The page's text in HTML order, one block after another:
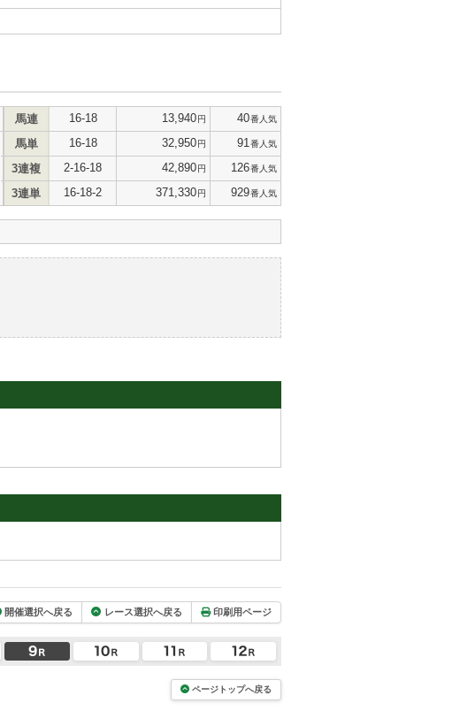
馬連 16-18 13,940円 40番人気
馬単 16-18 32,950円 91 番人気
3連複 2-16-18 42,890円 126番人気
3連単 16-18-2 371,330円 929番人気
開催選択へ戻る レース選択へ戻る 印刷用ページ
ページトップへ戻る